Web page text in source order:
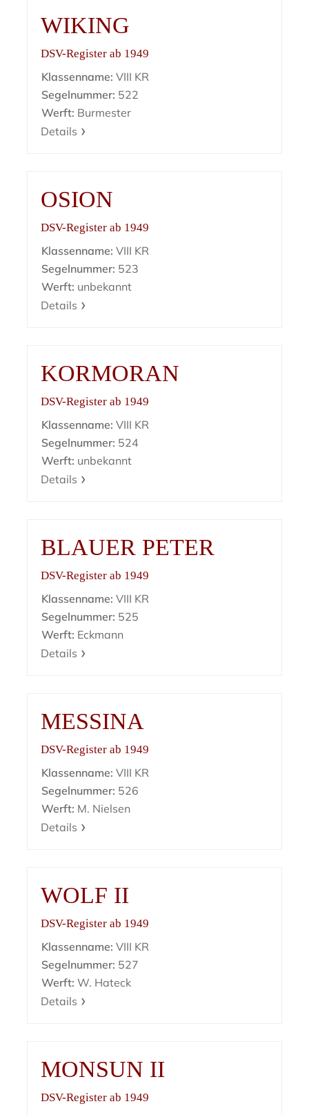
WIKING
DSV-Register ab 1949
Klassenname: VIII KR
Segelnummer: 522
Werft: Burmester
Details
OSION
DSV-Register ab 1949
Klassenname: VIII KR
Segelnummer: 523
Werft: unbekannt
Details
KORMORAN
DSV-Register ab 1949
Klassenname: VIII KR
Segelnummer: 524
Werft: unbekannt
Details
BLAUER PETER
DSV-Register ab 1949
Klassenname: VIII KR
Segelnummer: 525
Werft: Eckmann
Details
MESSINA
DSV-Register ab 1949
Klassenname: VIII KR
Segelnummer: 526
Werft: M. Nielsen
Details
WOLF II
DSV-Register ab 1949
Klassenname: VIII KR
Segelnummer: 527
Werft: W. Hateck
Details
MONSUN II
DSV-Register ab 1949